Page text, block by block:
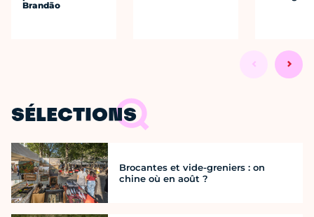
Brandão
SÉLECTIONS
Brocantes et vide-greniers : on
chine où en août ?